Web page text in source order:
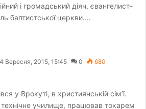
і громадський діяч, євангелист-
баптистської церкви.…
Вересня, 2015, 15:45 0 680
у Врокуті, в християнській сім’ї.
технічне училище, працював токарем